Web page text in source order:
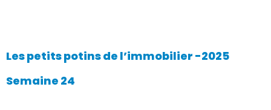
Les petits potins de l’immobilier -2025
Semaine 24